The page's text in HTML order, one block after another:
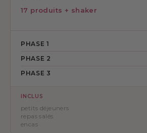
17 produits + shaker
PHASE 1
PHASE 2
PHASE 3
INCLUS
petits déjeuners
repas salés
encas